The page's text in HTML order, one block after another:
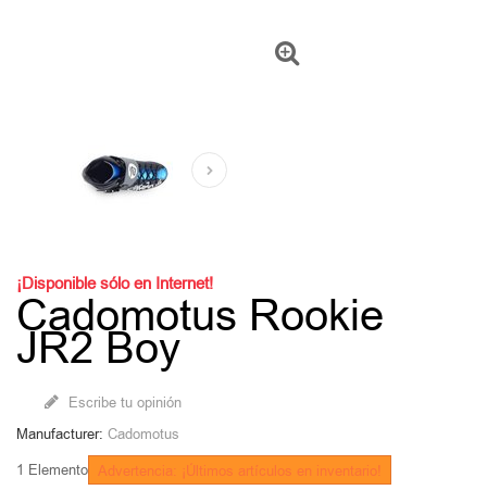
¡Disponible sólo en Internet!
Cadomotus Rookie
JR2 Boy
Escribe tu opinión
Manufacturer: Cadomotus
1 Elemento Advertencia: ¡Últimos artículos en inventario!